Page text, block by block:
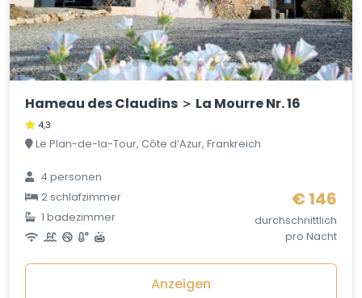
Hameau des Claudins ＞ La Mourre Nr. 16
4,3
Le Plan-de-la-Tour, Côte d’Azur, Frankreich
4 personen
2 schlafzimmer
1 badezimmer
€ 146
durchschnittlich
pro Nacht
Anzeigen